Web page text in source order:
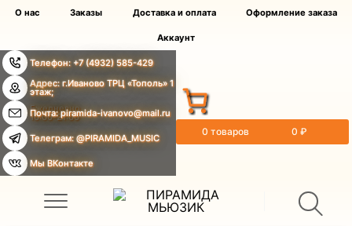
О нас Заказы Доставка и оплата Оформление заказа
Аккаунт
Ежедневно
10:00-21:00
Телефон: +7 (4932) 585-429
Адрес: г.Иваново ТРЦ «Тополь» 1
этаж;
Почта: piramida-ivanovo@mail.ru
Телеграм: @PIRAMIDA_MUSIC
Мы ВКонтакте
0 товаров 0 ₽